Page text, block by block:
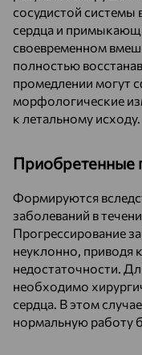
сосудистой системы
сердца и
своевременном
полностью
промедлении могут
морфологические
к летальному исходу.
Приобретенные
Формируются
заболеваний в
Прогрессирование
неуклонно, приводя
недостаточности.
необходимо
сердца. В этом
нормальную работу